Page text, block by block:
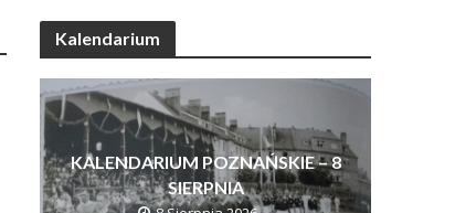
Kalendarium
KALENDARIUM POZNAŃSKIE – 8
SIERPNIA